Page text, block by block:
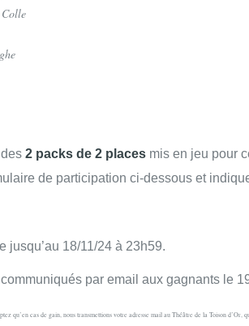
2 packs de 2 places mis en jeu pour
de participation ci-dessous et
jusqu’au 18/11/24 à 23h59.
par email aux gagnants le
qu’en cas de gain, nous transmettions votre adresse mail au Théâtre de la Toison d’Or,